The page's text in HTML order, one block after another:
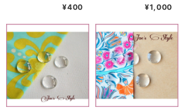
¥400
¥1,000